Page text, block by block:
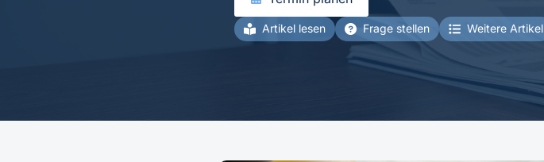
Artikel lesen Frage stellen Weitere Artikel